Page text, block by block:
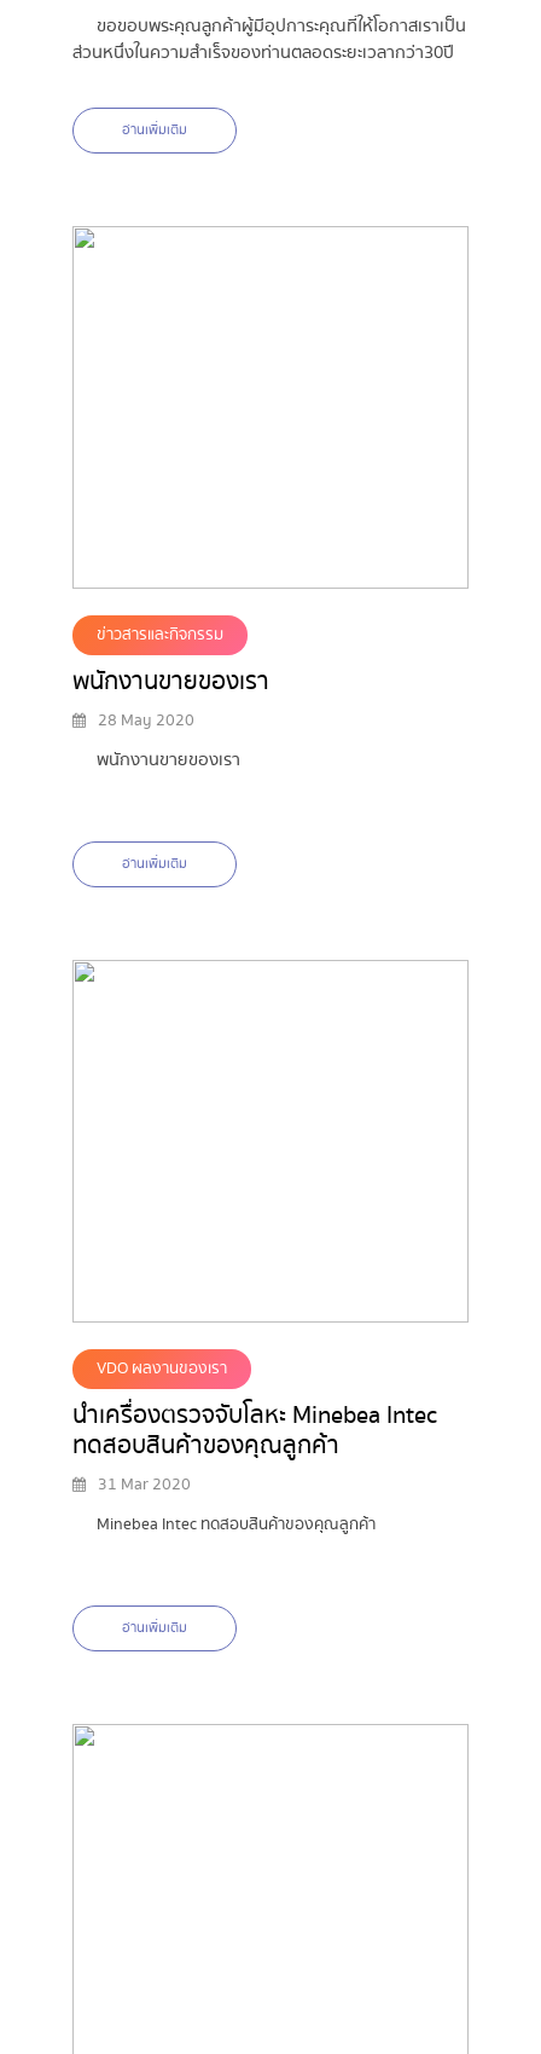
ขอขอบพระคุณลูกค้าผู้มีอุปการะคุณที่ให้โอกาสเราเป็น
ส่วนหนึ่งในความสำเร็จของท่านตลอดระยะเวลากว่า30ปี
อ่านเพิ่มเติม
ข่าวสารและกิจกรรม
พนักงานขายของเรา
28 May 2020
พนักงานขายของเรา
อ่านเพิ่มเติม
VDO ผลงานของเรา
นำเครื่องตรวจจับโลหะ Minebea Intec
ทดสอบสินค้าของคุณลูกค้า
31 Mar 2020
Minebea Intec ทดสอบสินค้าของคุณลูกค้า
อ่านเพิ่มเติม